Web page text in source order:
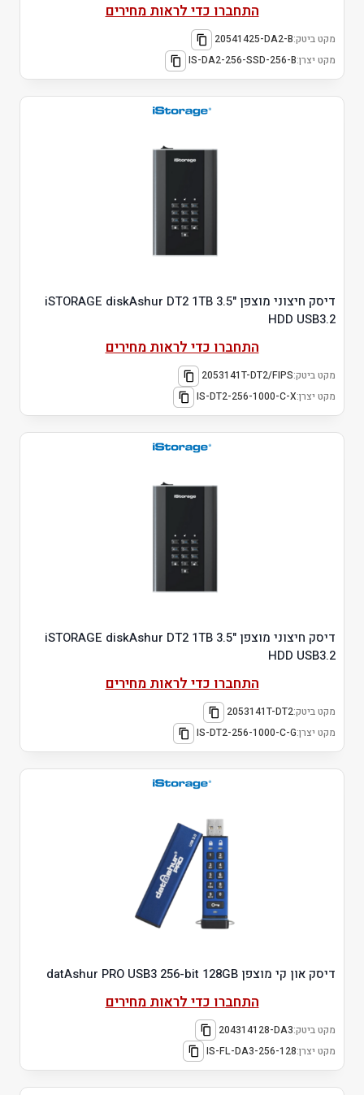
התחברו כדי לראות מחירים
מקט ביטק:20541425-DA2-B
מקט יצרן:IS-DA2-256-SSD-256-B
דיסק חיצוני מוצפן "3.5 iSTORAGE diskAshur DT2 1TB
HDD USB3.2
התחברו כדי לראות מחירים
מקט ביטק:2053141T-DT2/FIPS
מקט יצרן:IS-DT2-256-1000-C-X
דיסק חיצוני מוצפן "3.5 iSTORAGE diskAshur DT2 1TB
HDD USB3.2
התחברו כדי לראות מחירים
מקט ביטק:2053141T-DT2
מקט יצרן:IS-DT2-256-1000-C-G
דיסק און קי מוצפן datAshur PRO USB3 256-bit 128GB
התחברו כדי לראות מחירים
מקט ביטק:204314128-DA3
מקט יצרן:IS-FL-DA3-256-128